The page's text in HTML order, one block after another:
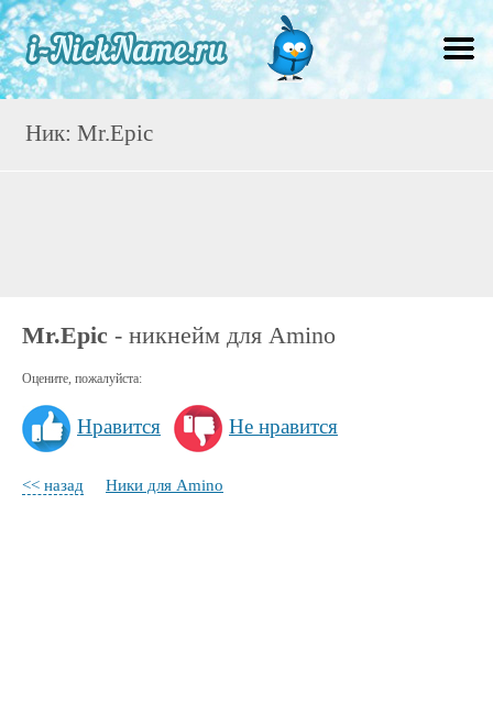
Ник: Mr.Epic
Mr.Epic - никнейм для Amino
Оцените, пожалуйста:
Нравится Не нравится
<< назад Ники для Amino